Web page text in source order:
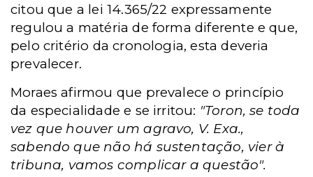
citou que a lei 14.365/22 expressamente
regulou a matéria de forma diferente e que,
pelo critério da cronologia, esta deveria
prevalecer.
Moraes afirmou que prevalece o princípio
da especialidade e se irritou: "Toron, se toda
vez que houver um agravo, V. Exa.,
sabendo que não há sustentação, vier à
tribuna, vamos complicar a questão".